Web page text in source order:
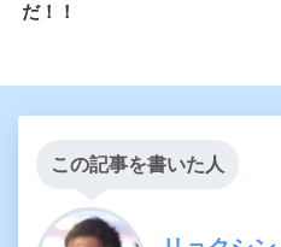
だ！！
この記事を書いた人